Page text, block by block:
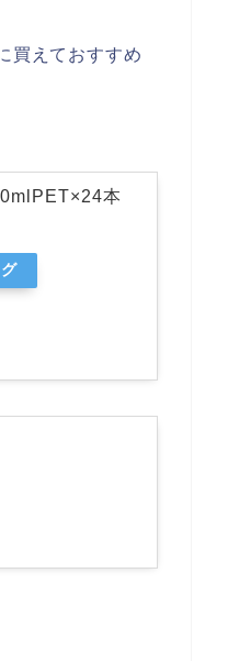
買えておすすめ
本